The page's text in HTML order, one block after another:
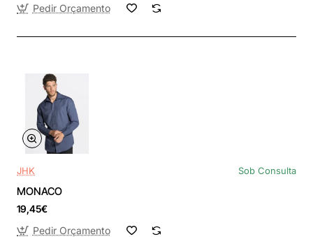
Pedir Orçamento
JHK Sob Consulta
MONACO
19,45€
Pedir Orçamento